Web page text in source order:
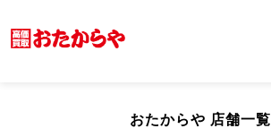
おたからや 店舗一覧